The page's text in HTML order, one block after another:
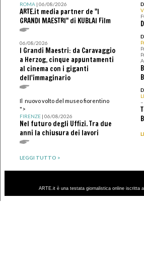
ROMA| 06/08/2026
ARTE.it media partner de "I
GRANDI MAESTRI" di KUBLAI Film
06/08/2026
I Grandi Maestri: da Caravaggio
a Herzog, cinque appuntamenti
al cinema con i giganti
dell'immaginario
Il nuovo volto del museo fiorentino
">
FIRENZE| 06/08/2026
Nel futuro degli Uffizi. Tra due
anni la chiusura dei lavori
LEGGI TUTTO >
–
ARTE.it è una testata giornalistica online iscritta